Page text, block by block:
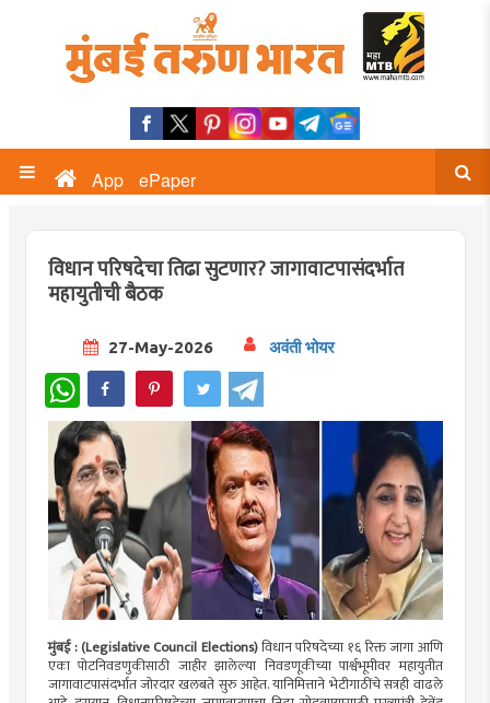
App ePaper
विधान परिषदेचा तिढा सुटणार? जागावाटपासंदर्भात
महायुतीची बैठक
27-May-2026 अवंती भोयर
WhatsApp
मुंबई : (Legislative Council Elections)विधान परिषदेच्या १६ रिक्त जागा आणि
एका पोटनिवडणुकीसाठी जाहीर झालेल्या निवडणूकीच्या पार्श्वभूमीवर महायुतीत
जागावाटपासंदर्भात जोरदार खलबते सुरु आहेत. यानिमित्ताने भेटीगाठींचे सत्रही वाढले